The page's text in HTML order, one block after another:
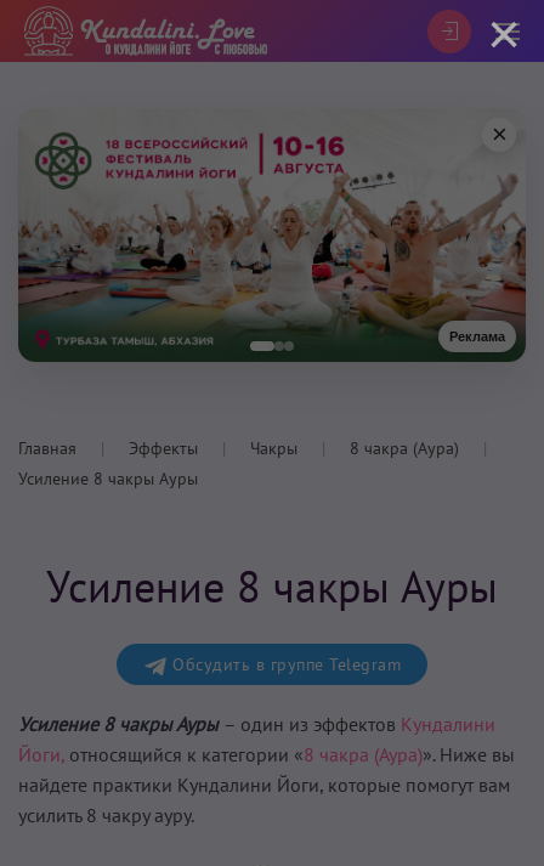
Реклама
×
Главная Эффекты Чакры
8 чакра (Аура)
Усиление 8 чакры Ауры
Усиление 8 чакры Ауры
Обсудить в группе Telegram
Усиление 8 чакры Ауры – один из эффектов Кундалини
Йоги, относящийся к категории «8 чакра (Аура)». Ниже вы
найдете практики Кундалини Йоги, которые помогут вам
усилить 8 чакру ауру.
×